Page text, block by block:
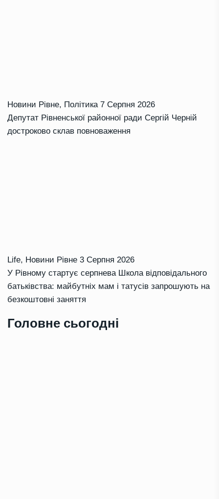
Новини Рівне, Політика 7 Серпня 2026
Депутат Рівненської районної ради Сергій Черній
достроково склав повноваження
Life, Новини Рівне 3 Серпня 2026
У Рівному стартує серпнева Школа відповідального
батьківства: майбутніх мам і татусів запрошують на
безкоштовні заняття
Головне сьогодні